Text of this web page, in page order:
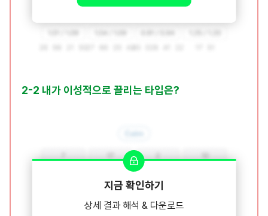
2-2 내가 이성적으로 끌리는 타입은?
지금 확인하기
상세 결과 해석 & 다운로드